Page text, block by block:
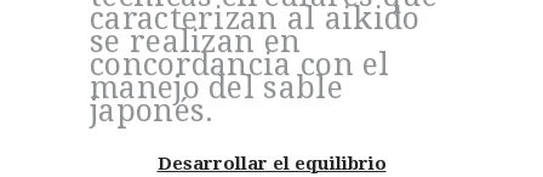
caracterizan al aikido
se realizan en
concordancia con el
manejo del sable
japonés.
Desarrollar el equilibrio